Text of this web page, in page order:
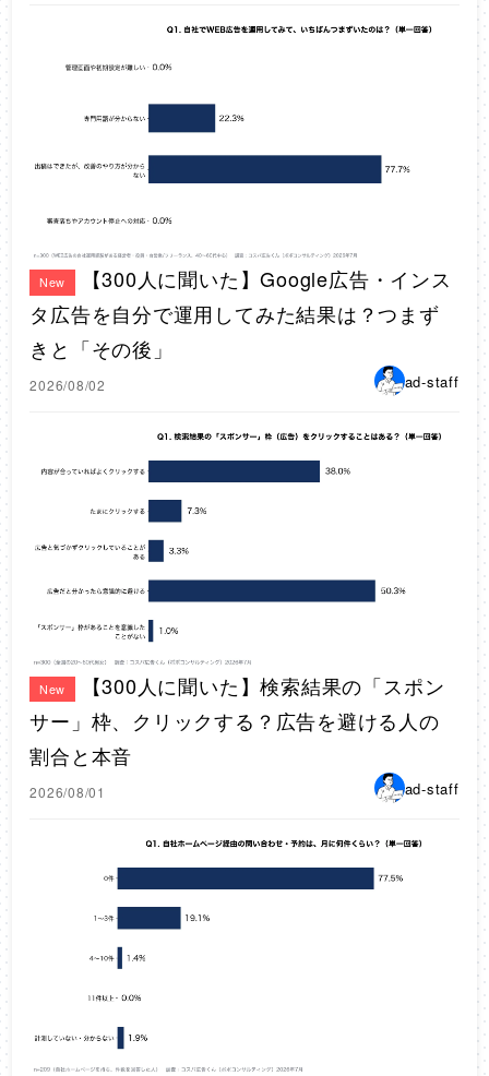
New
【300人に聞いた】Google広告・インス
タ広告を自分で運用してみた結果は？つまず
きと「その後」
2026/08/02 ad-staff
New
【300人に聞いた】検索結果の「スポン
サー」枠、クリックする？広告を避ける人の
割合と本音
2026/08/01 ad-staff